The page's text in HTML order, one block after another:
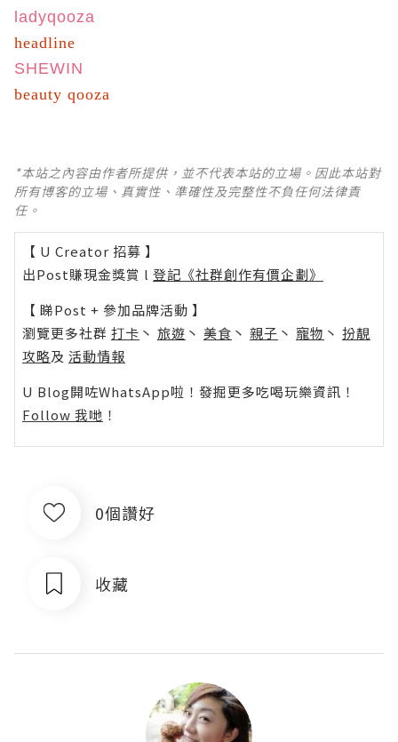
ladyqooza
headline
SHEWIN
beauty qooza
*本站之內容由作者所提供，並不代表本站的立場。因此本站對
所有博客的立場、真實性、準確性及完整性不負任何法律責
任。
【 U Creator 招募 】
出Post賺現金獎賞 l 登記《社群創作有價企劃》
【 睇Post + 參加品牌活動 】
瀏覽更多社群 打卡 丶 旅遊 丶 美食 丶 親子 丶 寵物 丶 扮靚
攻略及 活動情報
U Blog開咗WhatsApp啦！發掘更多吃喝玩樂資訊！
Follow 我哋 ！
0個讚好
收藏